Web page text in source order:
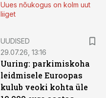
Uues nõukogus on kolm uut
liiget
UUDISED
29.07.26, 13:16
Uuring: parkimiskoha
leidmisele Euroopas
kulub veoki kohta üle